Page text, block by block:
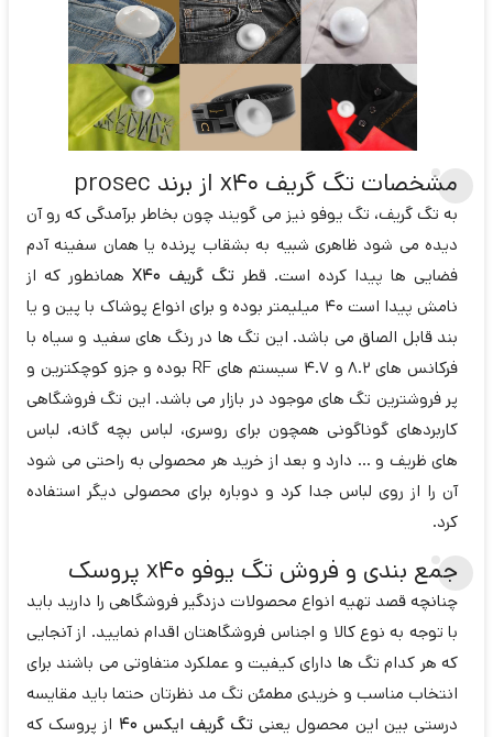
مشخصات تگ گریف x40 از برند prosec
به تگ گریف، تگ یوفو نیز می گویند چون بخاطر برآمدگی که رو آن
دیده می شود ظاهری شبیه به بشقاب پرنده یا همان سفینه آدم
فضایی ها پیدا کرده است. قطر تگ گریف X40
همانطور که از
نامش پیدا است 40 میلیمتر بوده و برای انواع پوشاک با پین و یا
بند قابل الصاق می باشد. این تگ ها در رنگ های سفید و سیاه با
فرکانس های ۸.۲ و ۴.۷ سیستم های RF بوده و جزو کوچکترین و
پر فروشترین تگ های موجود در بازار می باشد. این تگ فروشگاهی
کاربردهای گوناگونی همچون برای روسری، لباس بچه گانه، لباس
های ظریف و ... دارد و بعد از خرید هر محصولی به راحتی می شود
آن را از روی لباس جدا کرد و دوباره برای محصولی دیگر استفاده
کرد.
جمع بندی و فروش تگ یوفو x40 پروسک
چنانچه قصد تهیه انواع محصولات دزدگیر فروشگاهی را دارید باید
با توجه به نوع کالا و اجناس فروشگاهتان اقدام نمایید. از آنجایی
که هر کدام تگ ها دارای کیفیت و عملکرد متفاوتی می باشند برای
انتخاب مناسب و خریدی مطمئن تگ مد نظرتان حتما باید مقایسه
درستی بین این محصول یعنیتگ گریف ایکس 40
از پروسک که